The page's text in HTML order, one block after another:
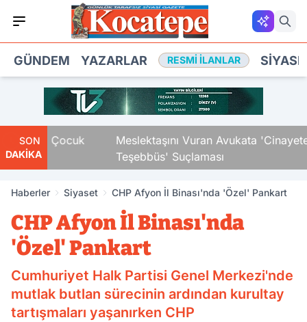
GÜNDEM YAZARLAR RESMI İLANLAR
SON
DAKİKA
Çocuk
Meslektaşını Vuran Avukata 'Cinayete
Teşebbüs' Suçlaması
Haberler Siyaset CHP Afyon İl Binası'nda 'Özel' Pankart
CHP Afyon İl Binası'nda
'Özel' Pankart
Cumhuriyet Halk Partisi Genel Merkezi'nde
mutlak butlan sürecinin ardından kurultay
tartışmaları yaşanırken CHP